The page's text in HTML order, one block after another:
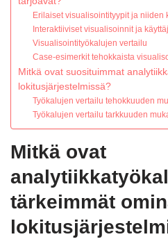
Erilaiset visualisointityypit ja niiden
Interaktiiviset visualisoinnit ja
Visualisointityökalujen vertailu
Case-esimerkit tehokkaista
Mitkä ovat suosituimmat
lokitusjärjestelmissä?
Työkalujen vertailu tehokkuuden
Työkalujen vertailu tarkkuuden
Mitkä ovat
tärkeimmät